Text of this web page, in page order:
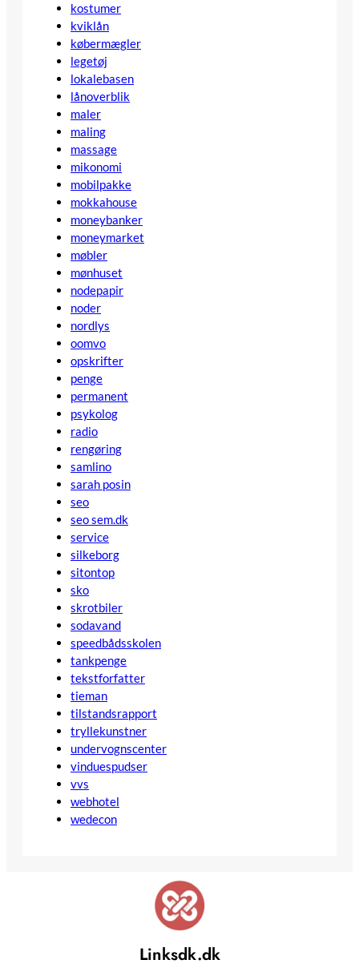
kostumer
kviklån
købermægler
legetøj
lokalebasen
lånoverblik
maler
maling
massage
mikonomi
mobilpakke
mokkahouse
moneybanker
moneymarket
møbler
mønhuset
nodepapir
noder
nordlys
oomvo
opskrifter
penge
permanent
psykolog
radio
rengøring
samlino
sarah posin
seo
seo sem.dk
service
silkeborg
sitontop
sko
skrotbiler
sodavand
speedbådsskolen
tankpenge
tekstforfatter
tieman
tilstandsrapport
tryllekunstner
undervognscenter
vinduespudser
vvs
webhotel
wedecon
Linksdk.dk